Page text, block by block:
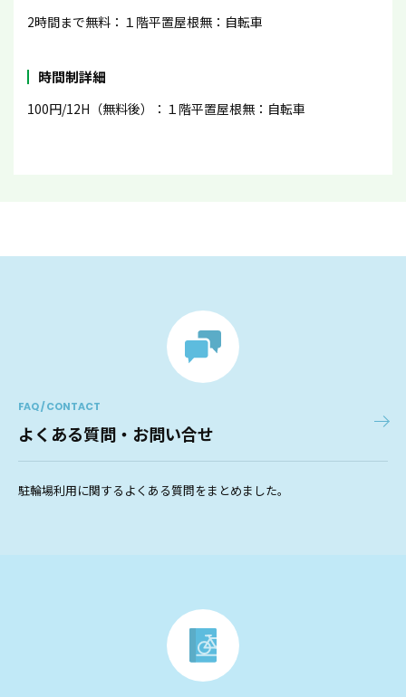
2時間まで無料：１階平置屋根無：自転車
時間制詳細
100円/12H（無料後）：１階平置屋根無：自転車
FAQ / CONTACT
よくある質問・お問い合せ
駐輪場利用に関するよくある質問をまとめました。